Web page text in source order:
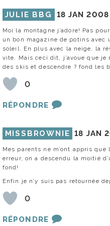
JULIE BBG 18 JAN
Moi la montagne j’adore! Pas
un bon magazine de potins avec
soleil. En plus avec la neige, la
vite. Mais ceci dit, j’avoue que
des skis et descendre ? fond les
0
RÉPONDRE
MISSBROWNIE 18 JAN
Mes parents ne m’ont appris
erreur, on a descendu la moitié
fond!
Enfin je n’y suis pas retournée
0
RÉPONDRE